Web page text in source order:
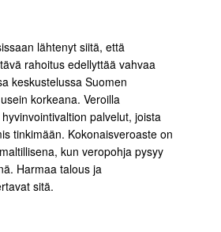
lähtenyt siitä, että
rahoitus edellyttää vahvaa
keskustelussa Suomen
korkeana. Veroilla
palvelut, joista
tinkimään. Kokonaisveroaste on
kun veropohja pysyy
Harmaa talous ja
sitä.